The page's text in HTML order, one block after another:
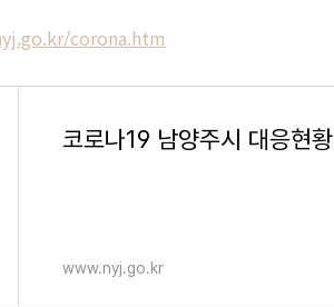
corona.htm
코로나19 남양주시 대응현황
www.nyj.go.kr